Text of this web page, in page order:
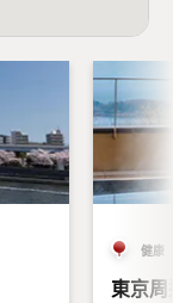
健康
東京